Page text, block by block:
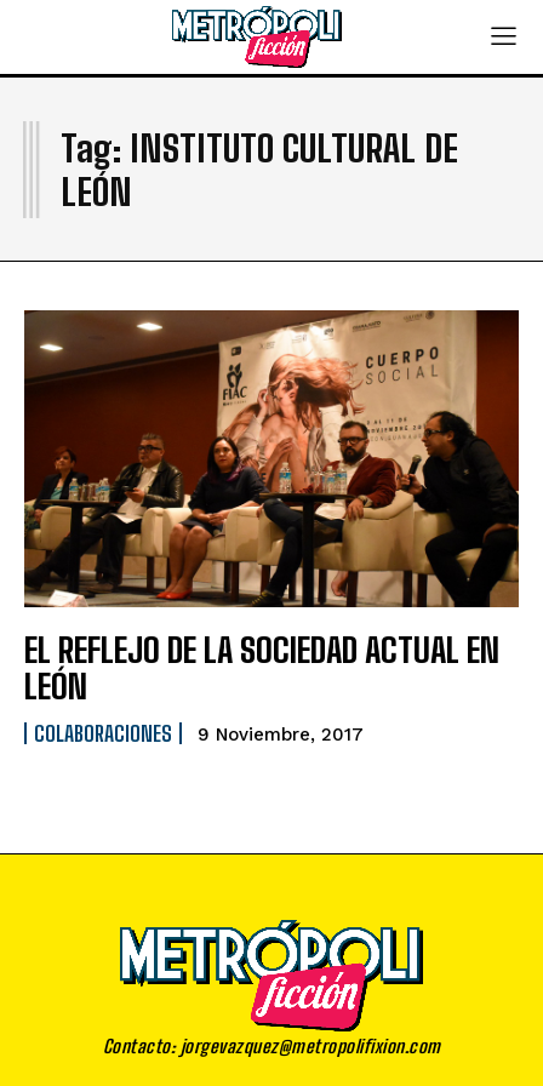
Tag: INSTITUTO CULTURAL DE
LEÓN
EL REFLEJO DE LA SOCIEDAD ACTUAL EN
LEÓN
COLABORACIONES 9 Noviembre, 2017
Contacto: jorgevazquez@metropolifixion.com